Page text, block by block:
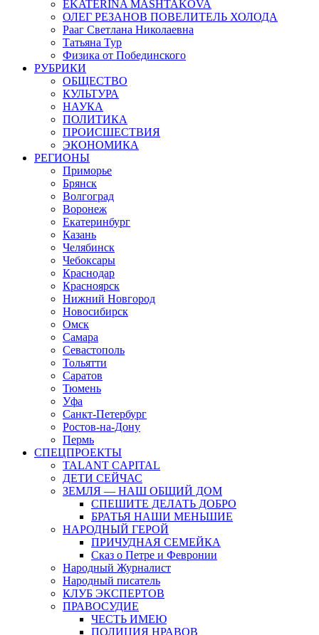
EKATERINA MASHTAKOVA
ОЛЕГ РЕЗАНОВ ПОВЕЛИТЕЛЬ ХОЛОДА
Рааг Светлана Николаевна
Татьяна Тур
Физика от Побединского
РУБРИКИ
ОБЩЕСТВО
КУЛЬТУРА
НАУКА
ПОЛИТИКА
ПРОИСШЕСТВИЯ
ЭКОНОМИКА
РЕГИОНЫ
Приморье
Брянск
Волгоград
Воронеж
Екатеринбург
Казань
Челябинск
Чебоксары
Краснодар
Красноярск
Нижний Новгород
Новосибирск
Омск
Самара
Севастополь
Тольятти
Саратов
Тюмень
Уфа
Санкт-Петербург
Ростов-на-Дону
Пермь
СПЕЦПРОЕКТЫ
TALANT CAPITAL
ДЕТИ СЕЙЧАС
ЗЕМЛЯ — НАШ ОБЩИЙ ДОМ
СПЕШИТЕ ДЕЛАТЬ ДОБРО
БРАТЬЯ НАШИ МЕНЬШИЕ
НАРОДНЫЙ ГЕРОЙ
ПРИЧУДНАЯ СЕМЕЙКА
Сказ о Петре и Февронии
Народный Журналист
Народный писатель
КЛУБ ЭКСПЕРТОВ
ПРАВОСУДИЕ
ЧЕСТЬ ИМЕЮ
ПОЛИЦИЯ НРАВОВ